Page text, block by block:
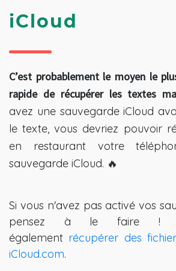
iCloud
C’est probablement le moyen le
rapide de récupérer les textes
avez une sauvegarde iCloud
le texte, vous devriez pouvoir
en restaurant votre
sauvegarde iCloud. 🔥
Si vous n'avez pas activé vos
pensez à le faire !
également récupérer des
iCloud.com.